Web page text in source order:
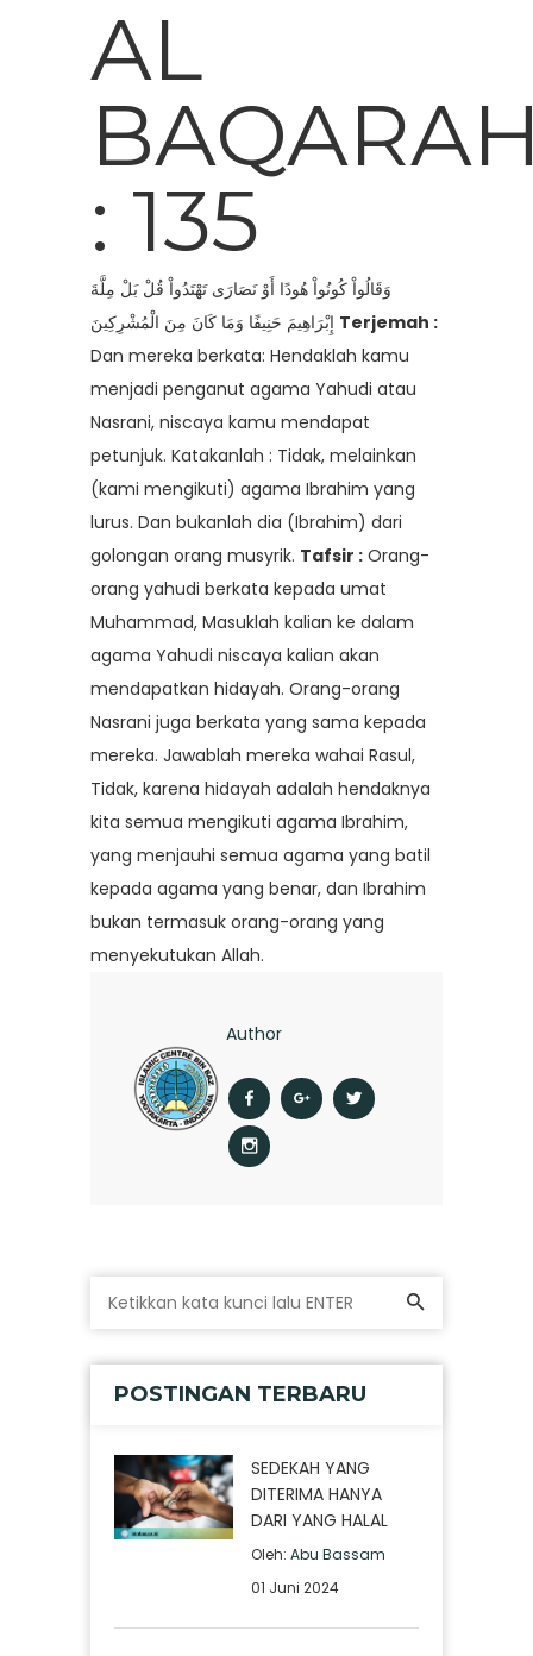
AL
: 135
وَقَالُواْ كُونُواْ هُودًا أَوْ نَصَارَى تَهْتَدُواْ قُلْ بَلْ مِلَّةَ
Terjemah :
Dan mereka berkata: Hendaklah kamu
menjadi penganut agama Yahudi atau
Nasrani, niscaya kamu mendapat
petunjuk. Katakanlah : Tidak, melainkan
(kami mengikuti) agama Ibrahim yang
lurus. Dan bukanlah dia (Ibrahim) dari
golongan orang musyrik. Tafsir : Orang-
orang yahudi berkata kepada umat
Muhammad, Masuklah kalian ke dalam
agama Yahudi niscaya kalian akan
mendapatkan hidayah. Orang-orang
Nasrani juga berkata yang sama kepada
mereka. Jawablah mereka wahai Rasul,
Tidak, karena hidayah adalah hendaknya
kita semua mengikuti agama Ibrahim,
yang menjauhi semua agama yang batil
kepada agama yang benar, dan Ibrahim
bukan termasuk orang-orang yang
menyekutukan Allah.
Author
POSTINGAN TERBARU
SEDEKAH YANG
DITERIMA HANYA
DARI YANG HALAL
Oleh: Abu Bassam
01 Juni 2024